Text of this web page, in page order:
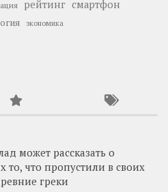
рейтинг смартфон
экономика
может рассказать о
то, что пропустили в своих
греки